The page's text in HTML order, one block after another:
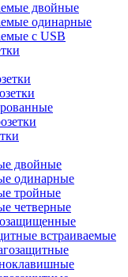
двойные
одинарные
с USB
двойные
одинарные
тройные
четверные
встраиваемые